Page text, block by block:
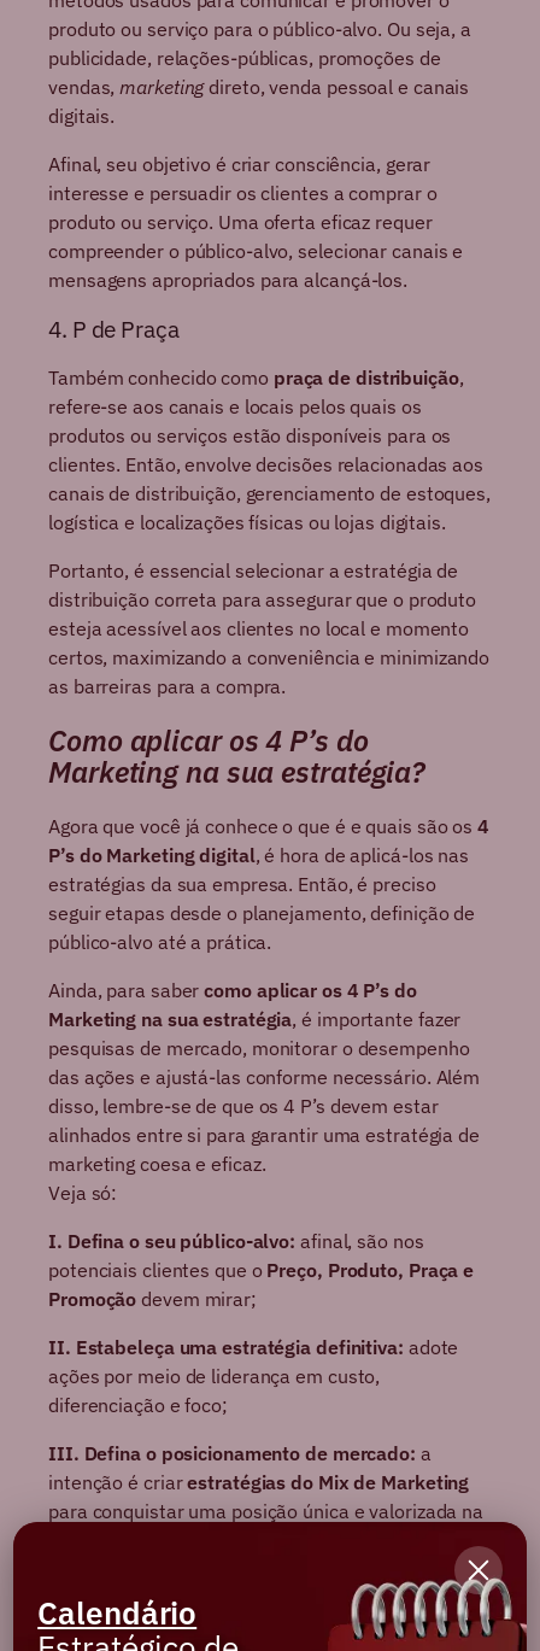
produto ou serviço para o público-alvo. Ou seja, a
publicidade, relações-públicas, promoções de
vendas,marketingdireto, venda pessoal e canais
digitais.
Afinal, seu objetivo é criar consciência, gerar
interesse e persuadir os clientes a comprar o
produto ou serviço. Uma oferta eficaz requer
compreender o público-alvo, selecionar canais e
mensagens apropriados para alcançá-los.
4. P de Praça
Também conhecido como praça de distribuição,
refere-se aos canais e locais pelos quais os
produtos ou serviços estão disponíveis para os
clientes. Então, envolve decisões relacionadas aos
canais de distribuição, gerenciamento de estoques,
logística e localizações físicas ou lojas digitais.
Portanto, é essencial selecionar a estratégia de
distribuição correta para assegurar que o produto
esteja acessível aos clientes no local e momento
certos, maximizando a conveniência e minimizando
as barreiras para a compra.
Como aplicar os 4 P’s do
Marketing na sua estratégia?
Agora que você já conhece o que é e quais são os4
P’s do Marketing digital, é hora de aplicá-los nas
estratégias da sua empresa. Então, é preciso
seguir etapas desde o planejamento, definição de
público-alvo até a prática.
Ainda, para sabercomo aplicar os 4 P’s do
Marketing na sua estratégia, é importante fazer
pesquisas de mercado, monitorar o desempenho
das ações e ajustá-las conforme necessário. Além
disso, lembre-se de que os 4 P’s devem estar
alinhados entre si para garantir uma estratégia de
marketing coesa e eficaz.
Veja só:
I. Defina o seu público-alvo: afinal, são nos
potenciais clientes que o Preço, Produto, Praça e
Promoção devem mirar;
II. Estabeleça uma estratégia definitiva: adote
ações por meio de liderança em custo,
diferenciação e foco;
III. Defina o posicionamento de mercado: a
intenção é criarestratégias do Mix de Marketing
para conquistar uma posição única e valorizada na
IV. Defina as estratégias dos 4 P’s do Marketing:
isso, pois elas devem ser focadas no público-alvo e
alinhadas à estratégia competitiva e ao
Calendário